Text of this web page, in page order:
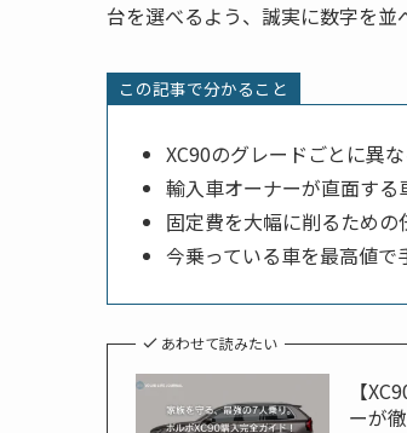
台を選べるよう、誠実に数字を並
この記事で分かること
XC90のグレードごとに異
輸入車オーナーが直面す
固定費を大幅に削るため
今乗っている車を最高値
あわせて読みたい
【
ーが